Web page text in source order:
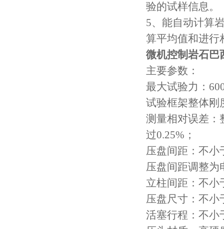
验的试样信息。
5、能自动计算
算平均值和进行
微机控制岩石巴
主要参数：
最大试验力：
试验框架整体刚
测量相对误差：
过0.25%；
压盘间距：不小
压盘间距调整为
立柱间距：不小
压盘尺寸：不小
活塞行程：不小